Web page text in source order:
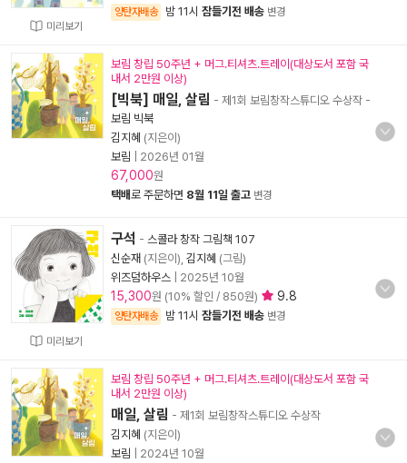
미리보기
양탄자배송 밤 11시 잠들기전 배송 변경
보림 창립 50주년 + 머그.티셔츠.트레이(대상도서 포함 국
내서 2만원 이상)
[빅북] 매일, 살림 - 제1회 보림창작스튜디오 수상작 -
보림 빅북
김지혜 (지은이)
보림
2026년 01월
67,000원
택배로 주문하면 8월 11일 출고 변경
미리보기
구석 - 스콜라 창작 그림책 107
신순재 (지은이), 김지혜 (그림)
위즈덤하우스
2025년 10월
15,300원 (10% 할인 / 850원) 9.8
양탄자배송 밤 11시 잠들기전 배송 변경
보림 창립 50주년 + 머그.티셔츠.트레이(대상도서 포함 국
내서 2만원 이상)
매일, 살림 - 제1회 보림창작스튜디오 수상작
김지혜 (지은이)
보림
2024년 10월